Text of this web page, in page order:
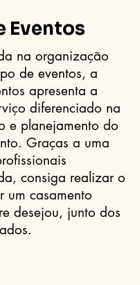
Eventos
na organização
de eventos, a
apresenta a
diferenciado na
e planejamento do
Graças a uma
consiga realizar o
um casamento
desejou, junto dos